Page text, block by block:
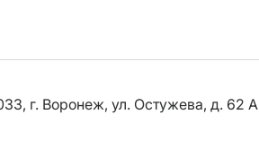
г. Воронеж, ул. Остужева, д. 62 А